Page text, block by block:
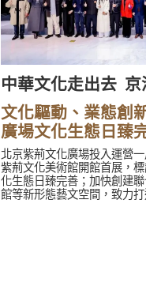
中華文化走出去 京
文化驅動、業態創
廣場文化生態日臻
北京紫荊文化廣場投入運營
紫荊文化美術館開館首展，
化生態日臻完善；加快創建
館等新形態藝文空間，致力打